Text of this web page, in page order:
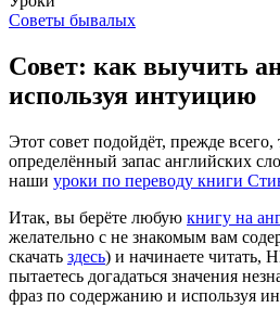
Советы бывалых
Совет: как выучить
используя интуицию
Этот совет подойдёт, прежде
определённый запас английских
наши уроки по переводу книги
Итак, вы берёте любую книгу на
желательно с не знакомым вам
скачать здесь) и начинаете читать,
пытаетесь догадаться значения
фраз по содержанию и используя